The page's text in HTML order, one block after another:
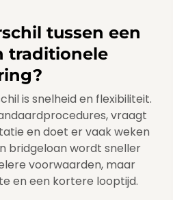
tussen een
traditionele
is snelheid en flexibiliteit.
vraagt
en doet er vaak weken
bridgeloan wordt sneller
voorwaarden, maar
en een kortere looptijd.